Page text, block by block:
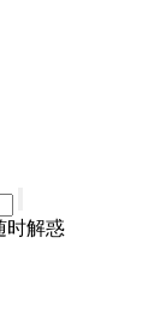
时解惑